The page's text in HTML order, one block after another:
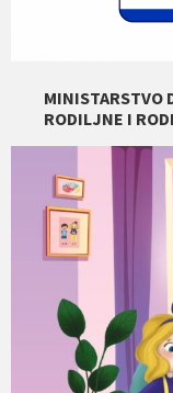
MINISTARSTVO
RODILJNE I